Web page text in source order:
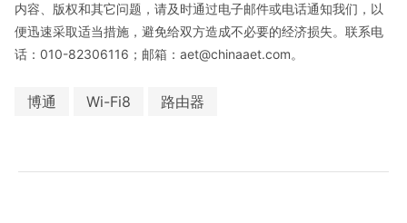
内容、版权和其它问题，请及时通过电子邮件或电话通知我们，以
便迅速采取适当措施，避免给双方造成不必要的经济损失。联系电
话：010-82306116；邮箱：aet@chinaaet.com。
博通 Wi-Fi8 路由器